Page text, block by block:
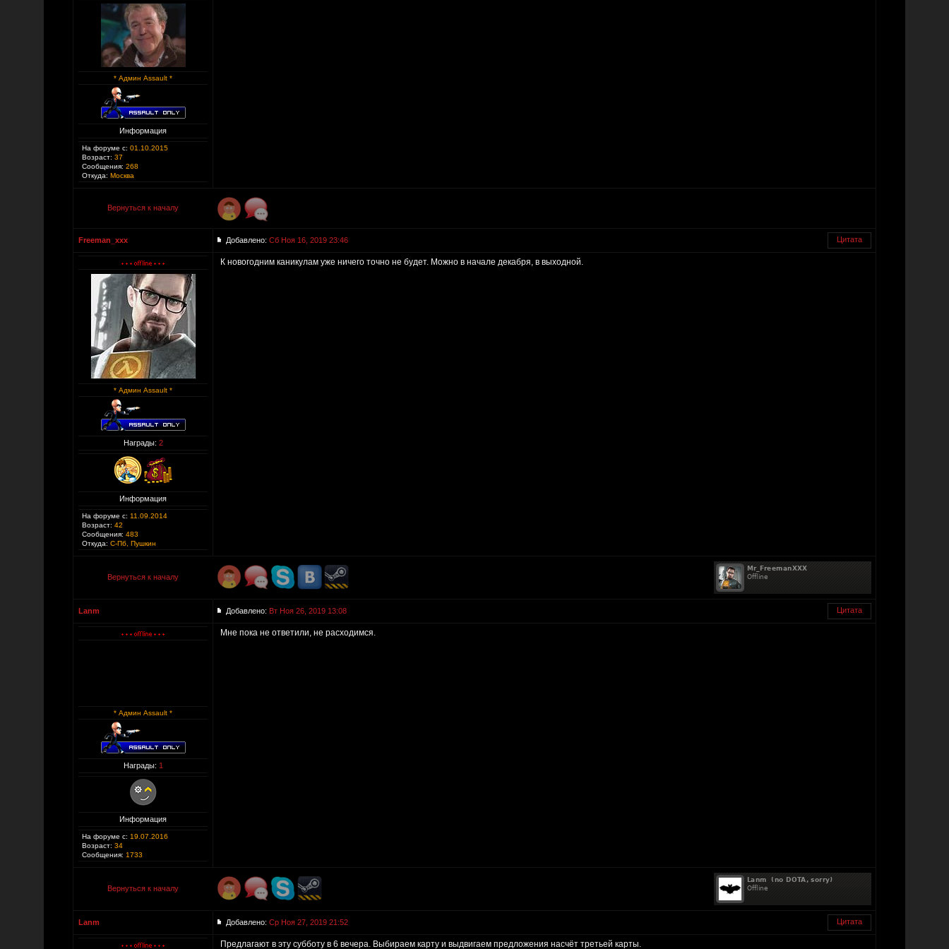
* Админ Assault *
Информация
На форуме с: 01.10.2015
Возраст: 37
Сообщения: 268
Откуда: Москва
Вернуться к началу
Freeman_xxx Добавлено: Сб Ноя 16, 2019 23:46 Цитата
* Админ Assault *
Награды: 2
Информация
На форуме с: 11.09.2014
Возраст: 42
Сообщения: 483
Откуда: С-Пб, Пушкин
К новогодним каникулам уже ничего точно не будет. Можно в начале декабря, в выходной.
Вернуться к началу
Lanm Добавлено: Вт Ноя 26, 2019 13:08 Цитата
* Админ Assault *
Награды: 1
Информация
На форуме с: 19.07.2016
Возраст: 34
Сообщения: 1733
Мне пока не ответили, не расходимся.
Вернуться к началу
Lanm Добавлено: Ср Ноя 27, 2019 21:52 Цитата
Предлагают в эту субботу в 6 вечера. Выбираем карту и выдвигаем предложения насчёт третьей карты.